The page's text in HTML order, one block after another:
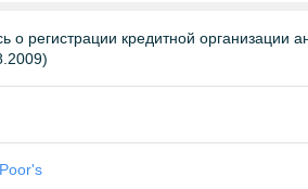
регистрации кредитной организации